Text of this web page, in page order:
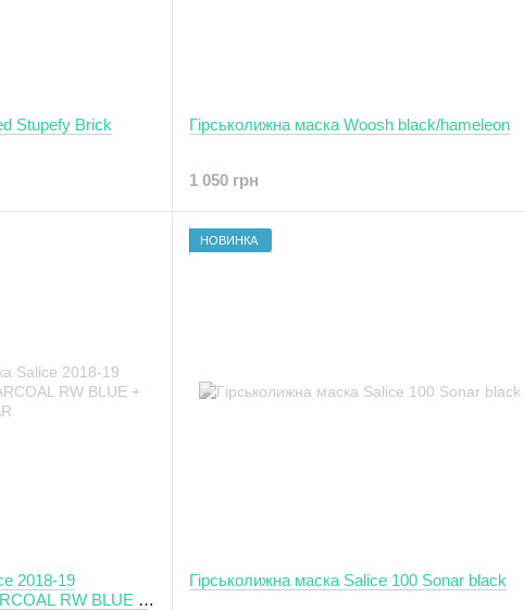
Stupefy Brick
Гірськолижна маска Woosh black/hameleon
1 050 грн
RW BLUE +
НОВИНКА
Гірськолижна маска Salice 100 Sonar black